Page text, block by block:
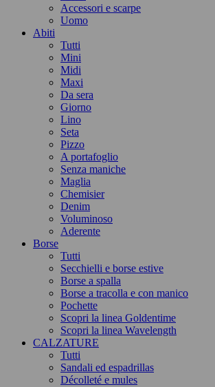
Accessori e scarpe
Uomo
Abiti
Tutti
Mini
Midi
Maxi
Da sera
Giorno
Lino
Seta
Pizzo
A portafoglio
Senza maniche
Maglia
Chemisier
Denim
Voluminoso
Aderente
Borse
Tutti
Secchielli e borse estive
Borse a spalla
Borse a tracolla e con manico
Pochette
Scopri la linea Goldentime
Scopri la linea Wavelength
CALZATURE
Tutti
Sandali ed espadrillas
Décolleté e mules